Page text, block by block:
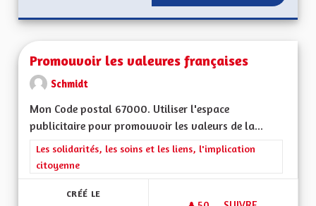
Promouvoir les valeures françaises
Schmidt
Mon Code postal 67000. Utiliser l'espace
publicitaire pour promouvoir les valeurs de la...
Filtrer les résultats de la catégorie : Les solidarités, les soins
Les solidarités, les soins et les liens, l'implication
citoyenne
CRÉÉ LE